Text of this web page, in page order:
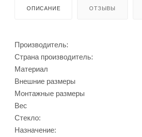
ОПИСАНИЕ ОТЗЫВЫ
Производитель:
Страна производитель:
Материал
Внешние размеры
Монтажные размеры
Вес
Стекло:
Назначение: